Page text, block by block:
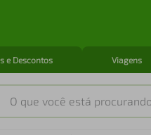
e Descontos Viagens
que você está procurando?